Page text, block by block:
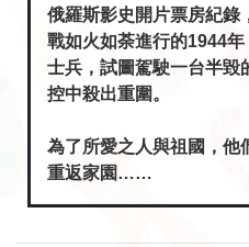
俄羅斯影史開片票房紀錄
戰如火如荼進行的1944
士兵，試圖駕駛一台半毀
控中殺出重圍。
為了所愛之人與祖國，他
重返家園……